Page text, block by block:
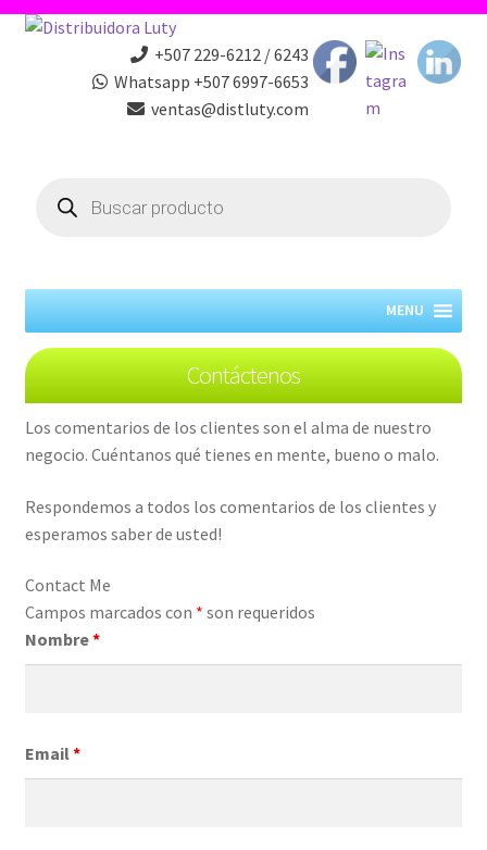
+507 229-6212 / 6243
Whatsapp +507 6997-6653
ventas@distluty.com
search
MENU
Contáctenos
Los comentarios de los clientes son el alma de nuestro
negocio. Cuéntanos qué tienes en mente, bueno o malo.
Respondemos a todos los comentarios de los clientes y
esperamos saber de usted!
Contact Me
Campos marcados con * son requeridos
Nombre*
Email *